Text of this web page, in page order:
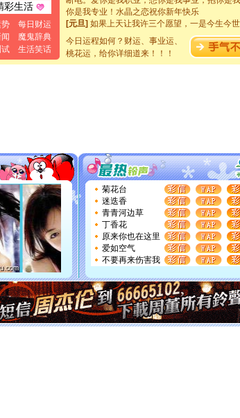
彩生活
每日财运
魔鬼辞典
生活笑话
你是我专业！水晶之恋祝你新年快乐
[元旦]如果上天让我许三个愿望，一是今生今世
起；二是再生再世和你在一起；三是三生三世和
离。水晶之恋祝你新年快乐
[元旦]当我狠下心扭头离去那一刻，你在我身后
泣，这痛楚让我明白我多么爱你。我转身抱住
[圣诞节]圣诞节到了，想想没什么送给你的，又
你太多，只有给你五千万：千万快乐！千万要
要平安！千万要知足！千万不要忘记我！
[圣诞节]
不只这样的日子才会想起你,而是这样
能正大光明地骚扰你,告诉你,圣诞要快乐!新年
都要快乐噢!
[圣诞节]
奉上一颗祝福的心,在这个特别的日子
如意,快乐,鲜花,一切美好的祝愿与你同在.圣诞
[元旦]
看到你我会触电；看不到你我要充电；没
断电。爱你是我职业，想你是我事业，抱你是
你是我专业！水晶之恋祝你新年快乐
[元旦]如果上天让我许三个愿望，一是今生今
起；二是再生再世和你在一起；三是三生三世
离。水晶之恋祝你新年快乐
[元旦]当我狠下心扭头离去那一刻，你在我身后
今日运程如何？财运、事业运、
桃花运，给你详细道来！！！
菊花台
迷迭香
青青河边草
丁香花
原来你也在这里
爱如空气
不要再来伤害我